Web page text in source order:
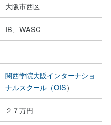
大阪市西区
IB、WASC
関西学院大阪インターナショ
ナルスクール（OIS）
２７万円